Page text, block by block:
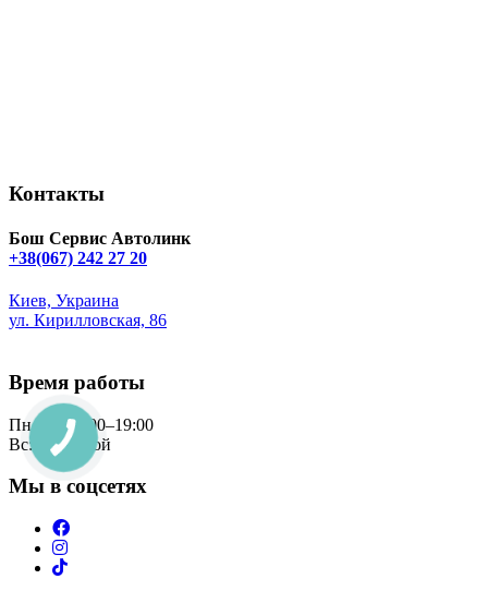
Контакты
Бош Сервис Автолинк
+38(067) 242 27 20
Киев, Украина
ул. Кирилловская, 86
Время работы
Пн - Сб: 9:00–19:00
Вс: выходной
Мы в соцсетях